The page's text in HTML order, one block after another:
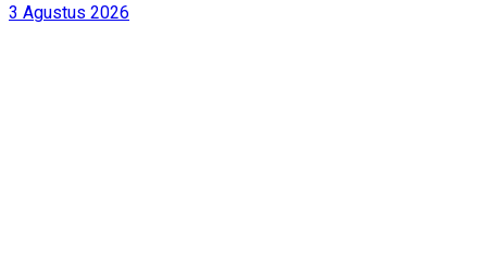
3 Agustus 2026